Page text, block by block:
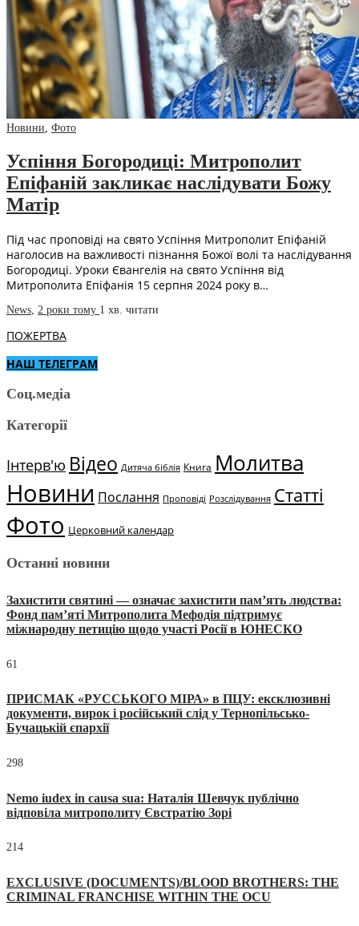
Новини, Фото
Успіння Богородиці: Митрополит
Епіфаній закликає наслідувати Божу
Матір
Під час проповіді на свято Успіння Митрополит Епіфаній
наголосив на важливості пізнання Божої волі та наслідування
Богородиці. Уроки Євангелія на свято Успіння від
Митрополита Епіфанія 15 серпня 2024 року в…
News, 2 роки тому 1 хв. читати
ПОЖЕРТВА
НАШ ТЕЛЕГРАМ
Соц.медіа
Категорії
Інтерв'ю Відео Дитяча біблія Книга Молитва
Новини Послання Проповіді Розслідування Статті
Фото Церковний календар
Останні новини
Захистити святині — означає захистити пам’ять людства:
Фонд пам’яті Митрополита Мефодія підтримує
міжнародну петицію щодо участі Росії в ЮНЕСКО
61
ПРИСМАК «РУССЬКОГО МІРА» в ПЦУ: ексклюзивні
документи, вирок і російський слід у Тернопільсько-
Бучацькій єпархії
298
Nemo iudex in causa sua: Наталія Шевчук публічно
відповіла митрополиту Євстратію Зорі
214
EXCLUSIVE (DOCUMENTS)/BLOOD BROTHERS: THE
CRIMINAL FRANCHISE WITHIN THE OCU